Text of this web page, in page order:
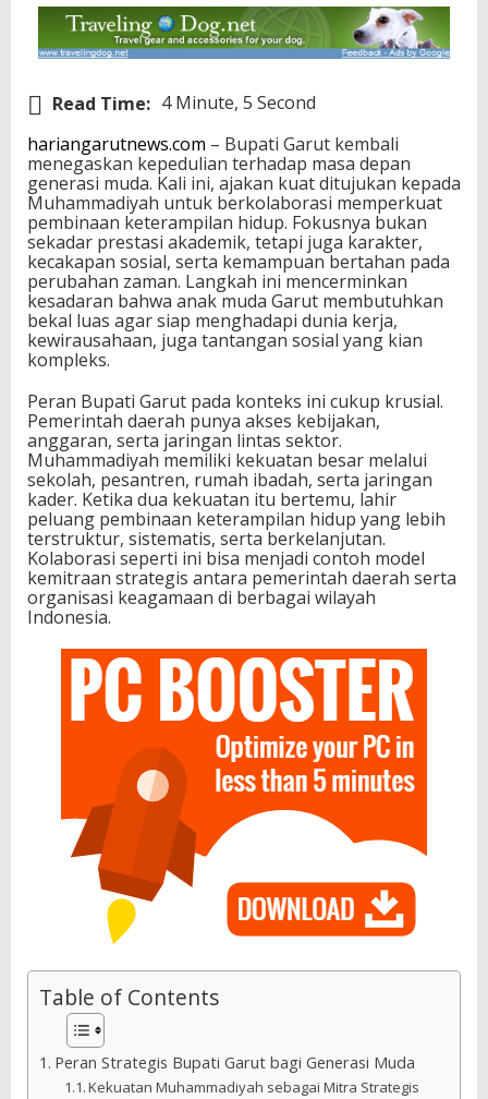
Read Time: 4 Minute, 5 Second
hariangarutnews.com – Bupati Garut kembali
menegaskan kepedulian terhadap masa depan
generasi muda. Kali ini, ajakan kuat ditujukan kepada
Muhammadiyah untuk berkolaborasi memperkuat
pembinaan keterampilan hidup. Fokusnya bukan
sekadar prestasi akademik, tetapi juga karakter,
kecakapan sosial, serta kemampuan bertahan pada
perubahan zaman. Langkah ini mencerminkan
kesadaran bahwa anak muda Garut membutuhkan
bekal luas agar siap menghadapi dunia kerja,
kewirausahaan, juga tantangan sosial yang kian
kompleks.
Peran Bupati Garut pada konteks ini cukup krusial.
Pemerintah daerah punya akses kebijakan,
anggaran, serta jaringan lintas sektor.
Muhammadiyah memiliki kekuatan besar melalui
sekolah, pesantren, rumah ibadah, serta jaringan
kader. Ketika dua kekuatan itu bertemu, lahir
peluang pembinaan keterampilan hidup yang lebih
terstruktur, sistematis, serta berkelanjutan.
Kolaborasi seperti ini bisa menjadi contoh model
kemitraan strategis antara pemerintah daerah serta
organisasi keagamaan di berbagai wilayah
Indonesia.
Table of Contents
Peran Strategis Bupati Garut bagi Generasi Muda
Kekuatan Muhammadiyah sebagai Mitra Strategis